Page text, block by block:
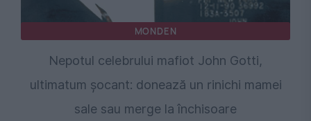
MONDEN
Nepotul celebrului mafiot John Gotti,
ultimatum șocant: donează un rinichi mamei
sale sau merge la închisoare